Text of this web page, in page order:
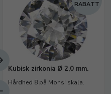
RABATT
Kubisk zirkonia Ø 2,0 mm.
Hårdhed 8 på Mohs' skala.